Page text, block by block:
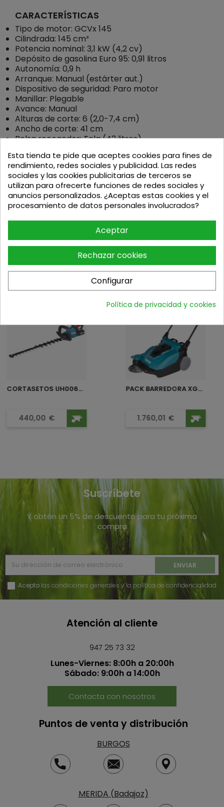
CARACTERÍSTICAS
Tipo de motor: GCVx 145
Cilindrada: 145 cm³
Potencia nominal: 3,1 kW (4,2 cv)
Depósito de gasolina Euro 95: 0,91 litros
Autonomía: 0,9 h
Arranque: Manual (estárter aut.)
Dispositivo de seguridad: Paro motor
Manillar: Plegable
Avance: Manual
Alturas de corte: 6 (2,0-7,4 cm)
Ancho de corte: 41 cm
Bolsa recogedor: Tela (42 litros)
cortar
Superficie aconsejable de trabajo: 500 m²
Material chasis: Acero
Altura: 98 cm
Longitud: 141,5 cm
Anchura: 45 cm
Peso (en seco): 28,0 Kg
CORTASETOS UH006GZ XGT...
Precio
440,00 €
PACK BARREDORA XGT 40VMAX...
Precio
1.760,01 €
Suscríbete
Y obtén un 5% de descuento para tu próxima
compra
Acepto las condiciones generales y la política de confidencialidad
Atención al cliente
947 25 73 32
Lunes-Viernes: 8:00h a 20:00h
Sábado: 9:00h a 14:00h
Contacta con nosotros
Puntos de venta y distribución
BURGOS
MERIDA (Badajoz)
Esta tienda te pide que aceptes cookies para fines de
rendimiento, redes sociales y publicidad. Las redes
sociales y las cookies publicitarias de terceros se
utilizan para ofrecerte funciones de redes sociales y
anuncios personalizados. ¿Aceptas estas cookies y el
procesamiento de datos personales involucrados?
Aceptar
Rechazar cookies
Configurar
Política de privacidad y cookies